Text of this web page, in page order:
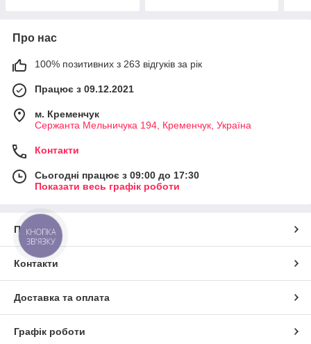
Про нас
100% позитивних з 263 відгуків за рік
Працює з 09.12.2021
м. Кременчук
Сержанта Мельничука 194, Кременчук, Україна
Контакти
Сьогодні працює з 09:00 до 17:30
Показати весь графік роботи
Про нас
Контакти
Доставка та оплата
Графік роботи
КНОПКА
ЗВ'ЯЗКУ